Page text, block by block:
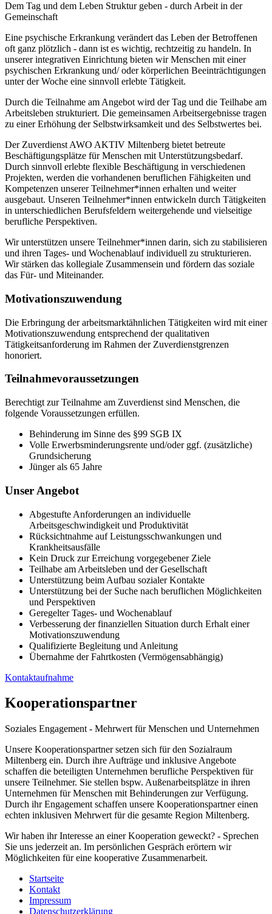
Dem Tag und dem Leben Struktur geben - durch Arbeit in der
Gemeinschaft
Eine psychische Erkrankung verändert das Leben der Betroffenen
oft ganz plötzlich - dann ist es wichtig, rechtzeitig zu handeln. In
unserer integrativen Einrichtung bieten wir Menschen mit einer
psychischen Erkrankung und/ oder körperlichen Beeinträchtigungen
unter der Woche eine sinnvoll erlebte Tätigkeit.
Durch die Teilnahme am Angebot wird der Tag und die Teilhabe am
Arbeitsleben strukturiert. Die gemeinsamen Arbeitsergebnisse tragen
zu einer Erhöhung der Selbstwirksamkeit und des Selbstwertes bei.
Der Zuverdienst AWO AKTIV Miltenberg bietet betreute
Beschäftigungsplätze für Menschen mit Unterstützungsbedarf.
Durch sinnvoll erlebte flexible Beschäftigung in verschiedenen
Projekten, werden die vorhandenen beruflichen Fähigkeiten und
Kompetenzen unserer Teilnehmer*innen erhalten und weiter
ausgebaut. Unseren Teilnehmer*innen entwickeln durch Tätigkeiten
in unterschiedlichen Berufsfeldern weitergehende und vielseitige
berufliche Perspektiven.
Wir unterstützen unsere Teilnehmer*innen darin, sich zu stabilisieren
und ihren Tages- und Wochenablauf individuell zu strukturieren.
Wir stärken das kollegiale Zusammensein und fördern das soziale
das Für- und Miteinander.
Motivationszuwendung
Die Erbringung der arbeitsmarktähnlichen Tätigkeiten wird mit einer
Motivationszuwendung entsprechend der qualitativen
Tätigkeitsanforderung im Rahmen der Zuverdienstgrenzen
honoriert.
Teilnahmevoraussetzungen
Berechtigt zur Teilnahme am Zuverdienst sind Menschen, die
folgende Voraussetzungen erfüllen.
Behinderung im Sinne des §99 SGB IX
Volle Erwerbsminderungsrente und/oder ggf. (zusätzliche)
Grundsicherung
Jünger als 65 Jahre
Unser Angebot
Abgestufte Anforderungen an individuelle
Arbeitsgeschwindigkeit und Produktivität
Rücksichtnahme auf Leistungsschwankungen und
Krankheitsausfälle
Kein Druck zur Erreichung vorgegebener Ziele
Teilhabe am Arbeitsleben und der Gesellschaft
Unterstützung beim Aufbau sozialer Kontakte
Unterstützung bei der Suche nach beruflichen Möglichkeiten
und Perspektiven
Geregelter Tages- und Wochenablauf
Verbesserung der finanziellen Situation durch Erhalt einer
Motivationszuwendung
Qualifizierte Begleitung und Anleitung
Übernahme der Fahrtkosten (Vermögensabhängig)
Kontaktaufnahme
Kooperationspartner
Soziales Engagement - Mehrwert für Menschen und Unternehmen
Unsere Kooperationspartner setzen sich für den Sozialraum
Miltenberg ein. Durch ihre Aufträge und inklusive Angebote
schaffen die beteiligten Unternehmen berufliche Perspektiven für
unsere Teilnehmer. Sie stellen bspw. Außenarbeitsplätze in ihren
Unternehmen für Menschen mit Behinderungen zur Verfügung.
Durch ihr Engagement schaffen unsere Kooperationspartner einen
echten inklusiven Mehrwert für die gesamte Region Miltenberg.
Wir haben ihr Interesse an einer Kooperation geweckt? - Sprechen
Sie uns jederzeit an. Im persönlichen Gespräch erörtern wir
Möglichkeiten für eine kooperative Zusammenarbeit.
Startseite
Kontakt
Impressum
Datenschutzerklärung